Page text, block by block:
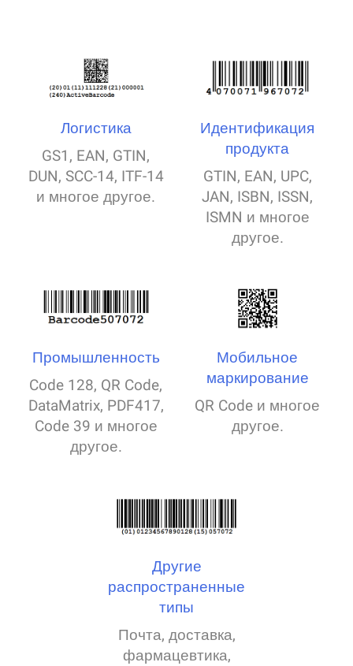
Логистика
GS1, EAN, GTIN,
DUN, SCC-14, ITF-14
и многое другое.
Идентификация
продукта
GTIN, EAN, UPC,
JAN, ISBN, ISSN,
ISMN и многое
другое.
Промышленность
Code 128, QR Code,
DataMatrix, PDF417,
Code 39 и многое
другое.
Мобильное
маркирование
QR Code и многое
другое.
Другие
распространенные
типы
Почта, доставка,
фармацевтика,